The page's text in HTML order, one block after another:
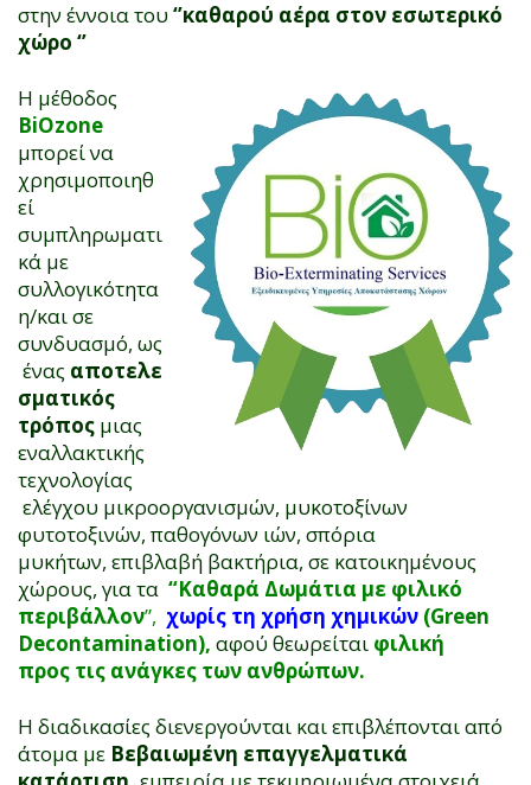
στην έννοια του ‘’καθαρού αέρα στον εσωτερικό
χώρο ‘’
Η μέθοδος
BiOzone
μπορεί να
χρησιμοποιηθ
εί
συμπληρωματι
κά με
συλλογικότητα
η/και σε
συνδυασμό, ως
ένας αποτελε
σματικός
τρόπος μιας
εναλλακτικής
τεχνολογίας
ελέγχου μικροοργανισμών, μυκοτοξίνων
φυτοτοξινών, παθογόνων ιών, σπόρια
μυκήτων, επιβλαβή βακτήρια, σε κατοικημένους
χώρους, για τα “Καθαρά Δωμάτια με φιλικό
περιβάλλον”, χωρίς τη χρήση χημικών (Green
Decontamination), αφού θεωρείται φιλική
προς τις ανάγκες των ανθρώπων.
Η διαδικασίες διενεργούνται και επιβλέπονται από
άτομα με Βεβαιωμένη επαγγελματικά